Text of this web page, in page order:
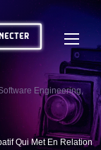
Engineering,
Qui Met En Relation